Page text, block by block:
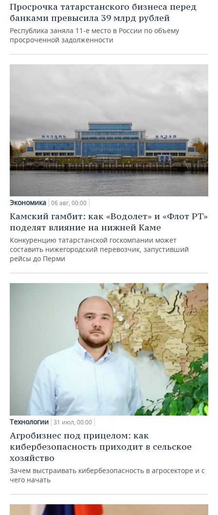
Просрочка татарстанского бизнеса перед
банками превысила 39 млрд рублей
Республика заняла 11-е место в России по объему
просроченной задолженности
Экономика 06 авг, 00:00
Камский гамбит: как «Водолет» и «Флот РТ»
поделят влияние на нижней Каме
Конкуренцию татарстанской госкомпании может
составить нижегородский перевозчик, запустивший
рейсы до Перми
Технологии 31 июл, 00:00
Агробизнес под прицелом: как
кибербезопасность приходит в сельское
хозяйство
Зачем выстраивать кибербезопасность в агросекторе и с
чего начать